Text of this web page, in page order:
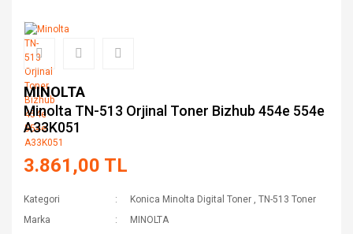
MINOLTA
Minolta TN-513 Orjinal Toner Bizhub 454e 554e
A33K051
3.861,00 TL
Kategori Konica Minolta Digital Toner ,TN-513 Toner
Marka
MINOLTA